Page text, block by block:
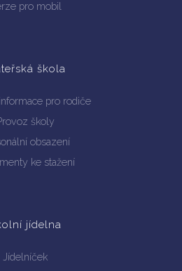
pro mobil
škola
pro rodiče
školy
obsazení
ke stažení
jídelna
Jídelníček